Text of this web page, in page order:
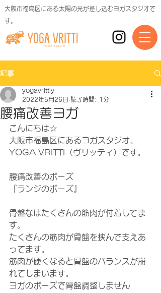
大阪市福島区にある太陽の光が差し込むヨガスタジオで
す。
記事
腰痛改善ヨガ
yogavrittiy
2022年5月26日 読了時間: 1分
こんにちは☆
大阪市福島区にあるヨガスタジオ、
YOGA VRITTI（ヴリッティ）です。
腰痛改善のポーズ
『ランジのポーズ』
骨盤なはたくさんの筋肉が付着してま
す。
たくさんの筋肉が骨盤を挟んで支えあ
ってます。
筋肉が硬くなると骨盤のバランスが崩
れてしまいます。
ヨガのポーズで骨盤調整しません